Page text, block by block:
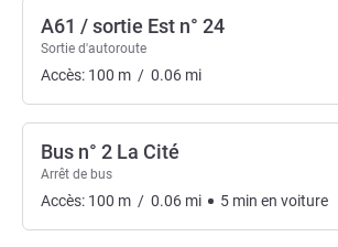
A61 / sortie Est n° 24
Sortie d'autoroute
Accès: 100 m / 0.06 mi
Bus n° 2 La Cité
Arrêt de bus
Accès: 100 m / 0.06 mi 5 min en voiture